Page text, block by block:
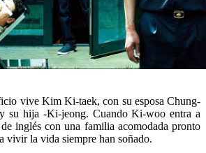
vive Kim Ki-taek, con su esposa Chung-
su hija -Ki-jeong. Cuando Ki-woo entra a
inglés con una familia acomodada pronto
vivir la vida siempre han soñado.